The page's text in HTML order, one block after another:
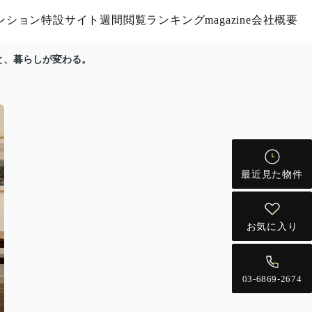
ション特設サイト週間閲覧ランキングmagazine会社概要
最近見た物件
お気に入り
03-6869-2674
暮らしが変わる。